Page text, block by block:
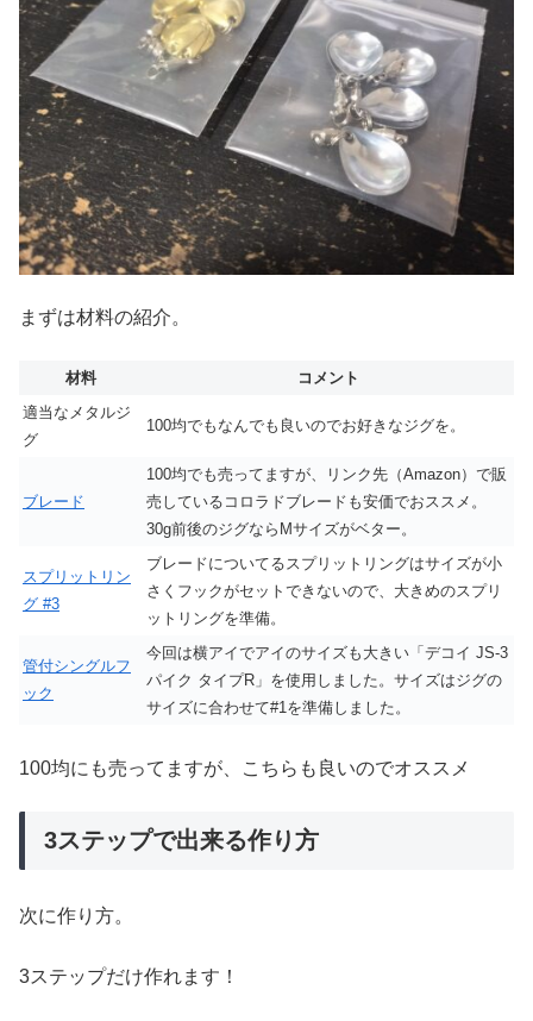
まずは材料の紹介。
材料
コメント
適当なメタルジ
グ
100均でもなんでも良いのでお好きなジグを。
ブレード
100均でも売ってますが、リンク先（Amazon）で販
売しているコロラドブレードも安価でおススメ。
30g前後のジグならMサイズがベター。
スプリットリン
グ #3
ブレードについてるスプリットリングはサイズが小
さくフックがセットできないので、大きめのスプリ
ットリングを準備。
管付シングルフ
ック
今回は横アイでアイのサイズも大きい「デコイ JS-3
パイク タイプR」を使用しました。サイズはジグの
サイズに合わせて#1を準備しました。
100均にも売ってますが、こちらも良いのでオススメ
3ステップで出来る作り方
次に作り方。
3ステップだけ作れます！